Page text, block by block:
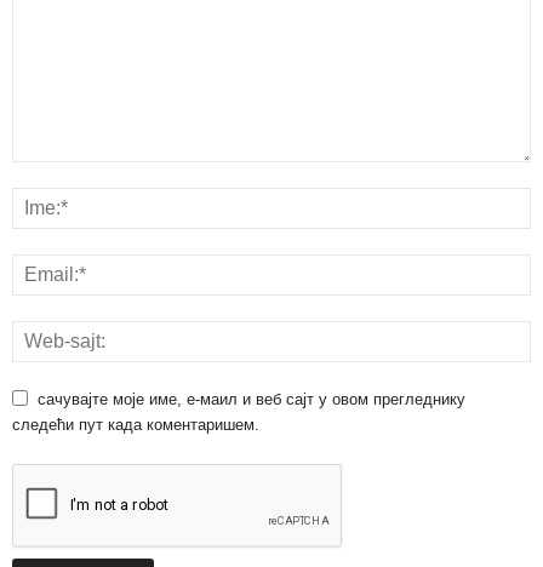
сачувајте моје име, е-маил и веб сајт у овом прегледнику
следећи пут када коментаришем.